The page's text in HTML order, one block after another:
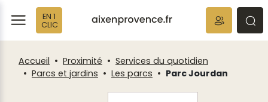
EN 1
CLIC
Accueil Proximité
Services du quotidien
Parcs et jardins
Les parcs Parc Jourdan
Fenêtre
de
chat
Panneau de gestion des cookies